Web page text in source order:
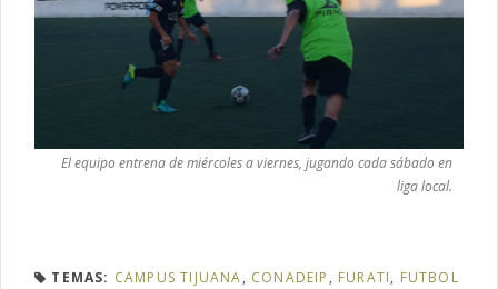
El equipo entrena de miércoles a viernes, jugando cada sábado en
liga local.
TEMAS: CAMPUS TIJUANA, CONADEIP , FURATI, FUTBOL